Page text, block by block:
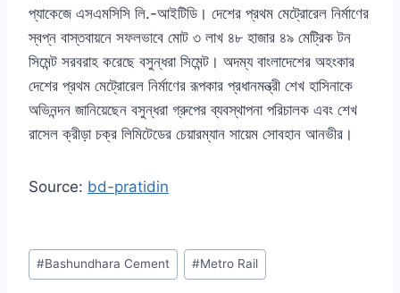
প্যাকেজে এসএমসিসি লি.-আইটিডি। দেশের প্রথম মেট্রোরেল নির্মাণের
স্বপ্ন বাস্তবায়নে সফলভাবে মোট ৩ লাখ ৪৮ হাজার ৪৯ মেট্রিক টন
সিমেন্ট সরবরাহ করেছে বসুন্ধরা সিমেন্ট। অদম্য বাংলাদেশের অহংকার
দেশের প্রথম মেট্রোরেল নির্মাণের রূপকার প্রধানমন্ত্রী শেখ হাসিনাকে
অভিনন্দন জানিয়েছেন বসুন্ধরা গ্রুপের ব্যবস্থাপনা পরিচালক এবং শেখ
রাসেল ক্রীড়া চক্র লিমিটেডের চেয়ারম্যান সায়েম সোবহান আনভীর।
Source: bd-pratidin
#Bashundhara Cement #Metro Rail